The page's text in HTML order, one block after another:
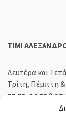
TIMI
Δευτέρα και
Τρίτη, Πέμπτη
09:00 -14:30 &
09:00